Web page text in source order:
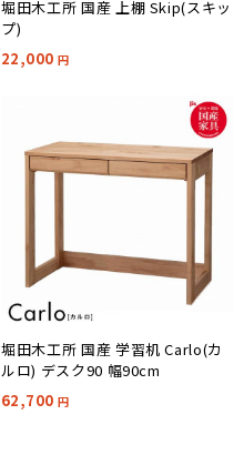
堀田木工所 国産 上棚 Skip(スキッ
プ)
22,000 円
堀田木工所 国産 学習机 Carlo(カ
ルロ) デスク90 幅90cm
62,700 円